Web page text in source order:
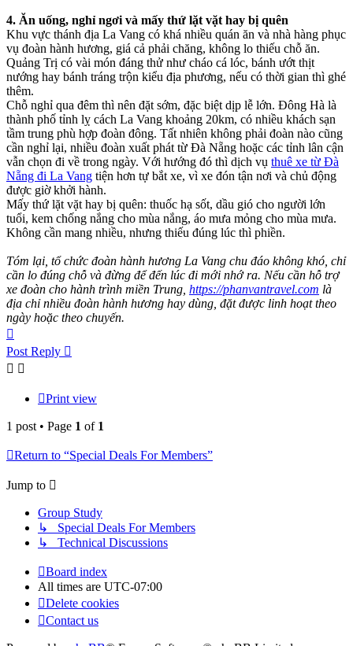
4. Ăn uống, nghỉ ngơi và mấy thứ lặt vặt hay bị quên
Khu vực thánh địa La Vang có khá nhiều quán ăn và nhà hàng phục
vụ đoàn hành hương, giá cả phải chăng, không lo thiếu chỗ ăn.
Quảng Trị có vài món đáng thử như cháo cá lóc, bánh ướt thịt
nướng hay bánh tráng trộn kiểu địa phương, nếu có thời gian thì ghé
thêm.
Chỗ nghỉ qua đêm thì nên đặt sớm, đặc biệt dịp lễ lớn. Đông Hà là
thành phố tỉnh lỵ cách La Vang khoảng 20km, có nhiều khách sạn
tầm trung phù hợp đoàn đông. Tất nhiên không phải đoàn nào cũng
cần nghỉ lại, nhiều đoàn xuất phát từ Đà Nẵng hoặc các tỉnh lân cận
vẫn chọn đi về trong ngày. Với hướng đó thì dịch vụ thuê xe từ Đà
Nẵng đi La Vang tiện hơn tự bắt xe, vì xe đón tận nơi và chủ động
được giờ khởi hành.
Mấy thứ lặt vặt hay bị quên: thuốc hạ sốt, dầu gió cho người lớn
tuổi, kem chống nắng cho mùa nắng, áo mưa mỏng cho mùa mưa.
Không cần mang nhiều, nhưng thiếu đúng lúc thì phiền.
Tóm lại, tổ chức đoàn hành hương La Vang chu đáo không khó, chỉ
cần lo đúng chỗ và đừng để đến lúc đi mới nhớ ra. Nếu cần hỗ trợ
xe đoàn cho hành trình miền Trung, https://phanvantravel.com là
địa chỉ nhiều đoàn hành hương hay dùng, đặt được linh hoạt theo
ngày hoặc theo chuyến.
Post Reply
Print view
1 post • Page 1 of 1
Return to “Special Deals For Members”
Jump to
Group Study
↳ Special Deals For Members
↳ Technical Discussions
Board index
All times are UTC-07:00
Delete cookies
Contact us